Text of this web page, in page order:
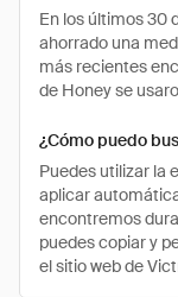
En los últimos 30
ahorrado una
más recientes
de Honey se
¿Cómo puedo
Puedes utilizar la
aplicar
encontremos
puedes copiar y
el sitio web de